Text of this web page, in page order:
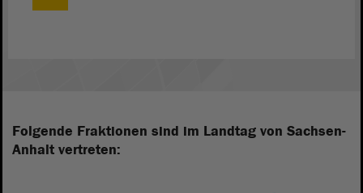
Folgende Fraktionen sind im Landtag von Sachsen-
Anhalt vertreten: